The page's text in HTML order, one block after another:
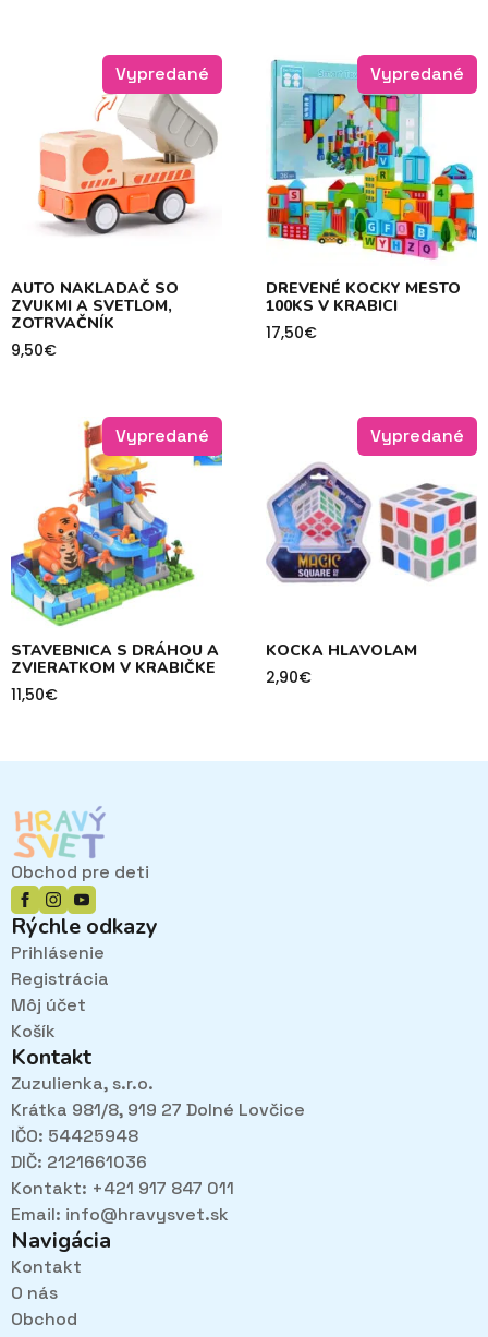
Pri návštevách kamenného obchodu pozorne
načúvame malým aj veľkým, aby sme zistili, čo sa Vám
Vypredané
AUTO NAKLADAČ SO
ZVUKMI A SVETLOM,
ZOTRVAČNÍK
9,50€
Vypredané
DREVENÉ KOCKY MESTO
100KS V KRABICI
17,50€
Vypredané
STAVEBNICA S DRÁHOU A
ZVIERATKOM V KRABIČKE
11,50€
Vypredané
KOCKA HLAVOLAM
2,90€
Obchod pre deti
Rýchle odkazy
Prihlásenie
Registrácia
Môj účet
Košík
Kontakt
Zuzulienka, s.r.o.
Krátka 981/8, 919 27 Dolné Lovčice
IČO: 54425948
DIČ: 2121661036
Kontakt: +421 917 847 011
Email: info@hravysvet.sk
Navigácia
Kontakt
O nás
Obchod